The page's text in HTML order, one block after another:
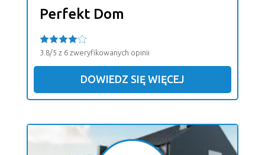
Perfekt Dom
3.8/5 z 6 zweryfikowanych opinii
DOWIEDZ SIĘ WIĘCEJ